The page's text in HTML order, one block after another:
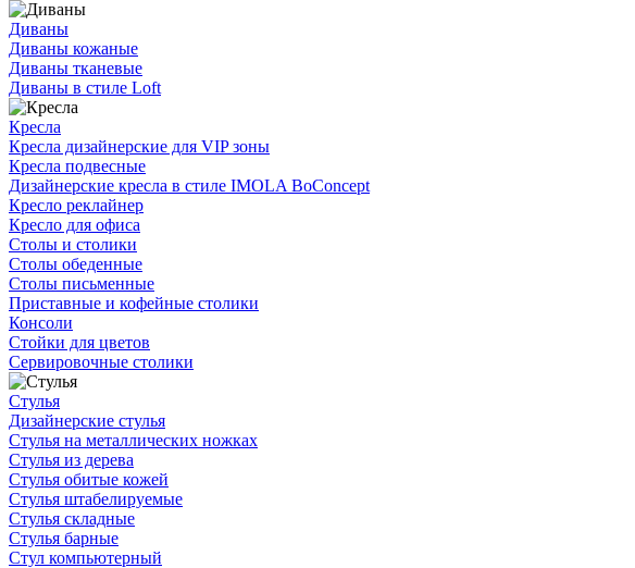
Диваны
Диваны кожаные
Диваны тканевые
Диваны в стиле Loft
Кресла
Кресла дизайнерские для VIP зоны
Кресла подвесные
Дизайнерские кресла в стиле IMOLA BoConcept
Кресло реклайнер
Кресло для офиса
Столы и столики
Столы обеденные
Столы письменные
Приставные и кофейные столики
Консоли
Стойки для цветов
Сервировочные столики
Стулья
Дизайнерские стулья
Стулья на металлических ножках
Стулья из дерева
Стулья обитые кожей
Стулья штабелируемые
Стулья складные
Стулья барные
Стул компьютерный